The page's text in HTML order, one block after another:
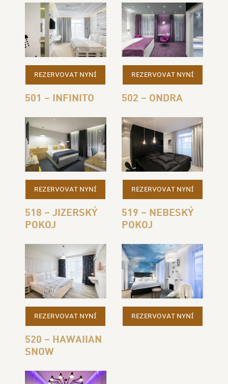
REZERVOVAT NYNÍ REZERVOVAT NYNÍ
501 – INFINITO
REZERVOVAT NYNÍ
502 – ONDRA
REZERVOVAT NYNÍ
518 – JIZERSKÝ
POKOJ
REZERVOVAT NYNÍ
519 – NEBESKÝ
POKOJ
REZERVOVAT NYNÍ
520 – HAWAIIAN
SNOW